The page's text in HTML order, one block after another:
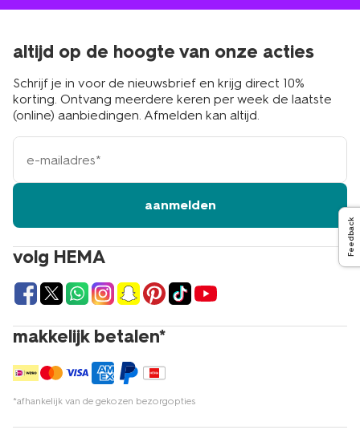
volg HEMA
makkelijk betalen*
*afhankelijk van de gekozen bezorgopties
altijd op de hoogte van onze acties
Schrijf je in voor de nieuwsbrief en krijg direct 10%
korting. Ontvang meerdere keren per week de laatste
(online) aanbiedingen. Afmelden kan altijd.
e-
mailadres
aanmelden
Feedback